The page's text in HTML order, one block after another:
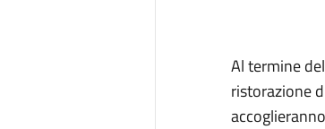
Al termine
ristorazione